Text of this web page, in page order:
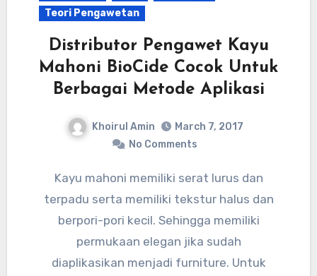
Teori Pengawetan
Distributor Pengawet Kayu
Mahoni BioCide Cocok Untuk
Berbagai Metode Aplikasi
Khoirul Amin
March 7, 2017
No Comments
Kayu mahoni memiliki serat lurus dan
terpadu serta memiliki tekstur halus dan
berpori-pori kecil. Sehingga memiliki
permukaan elegan jika sudah
diaplikasikan menjadi furniture. Untuk